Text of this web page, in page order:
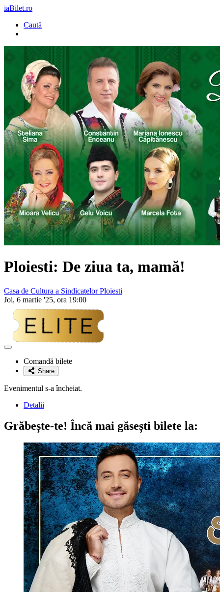
iaBilet.ro
Caută
Ploiesti: De ziua ta, mamă!
Casa de Cultura a Sindicatelor Ploiesti
Joi, 6 martie '25, ora 19:00
Adaugă
favoriteComandă bilete
Share
Evenimentul s-a încheiat.
Detalii
Grăbește-te! Încă mai găsești bilete la: